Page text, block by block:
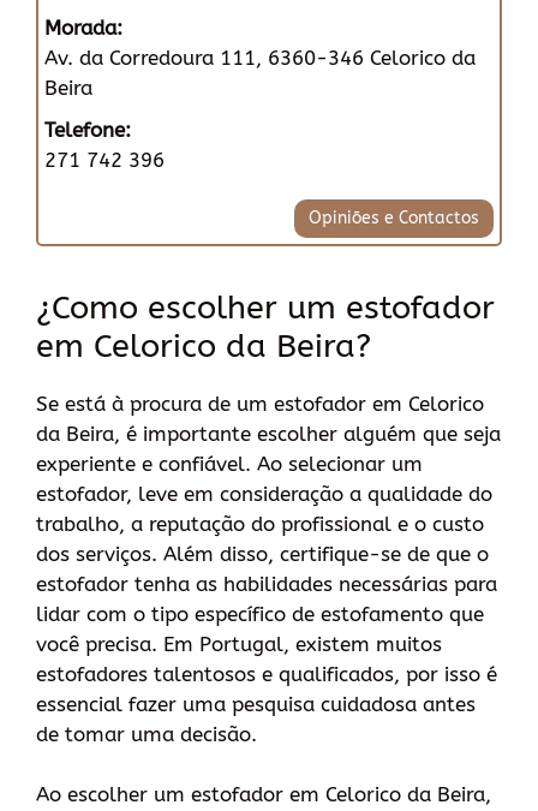
Morada:
Av. da Corredoura 111, 6360-346 Celorico da
Beira
Telefone:
271 742 396
Opiniões e Contactos
¿Como escolher um estofador
em Celorico da Beira?
Se está à procura de um estofador em Celorico
da Beira, é importante escolher alguém que seja
experiente e confiável. Ao selecionar um
estofador, leve em consideração a qualidade do
trabalho, a reputação do profissional e o custo
dos serviços. Além disso, certifique-se de que o
estofador tenha as habilidades necessárias para
lidar com o tipo específico de estofamento que
você precisa. Em Portugal, existem muitos
estofadores talentosos e qualificados, por isso é
essencial fazer uma pesquisa cuidadosa antes
de tomar uma decisão.
Ao escolher um estofador em Celorico da Beira,